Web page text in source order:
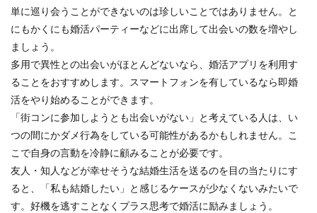
単に巡り会うことができないのは珍しいことではありません。と
にもかくにも婚活パーティーなどに出席して出会いの数を増やし
ましょう。
多用で異性との出会いがほとんどないなら、婚活アプリを利用す
ることをおすすめします。スマートフォンを有しているなら即婚
活をやり始めることができます。
「街コンに参加しようとも出会いがない」と考えている人は、い
つの間にかダメ行為をしている可能性があるかもしれません。こ
こで自身の言動を冷静に顧みることが必要です。
友人・知人などが幸せそうな結婚生活を送るのを目の当たりにす
ると、「私も結婚したい」と感じるケースが少なくないみたいで
す。好機を逃すことなくプラス思考で婚活に励みましょう。